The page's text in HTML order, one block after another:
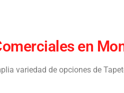
en
variedad de opciones de